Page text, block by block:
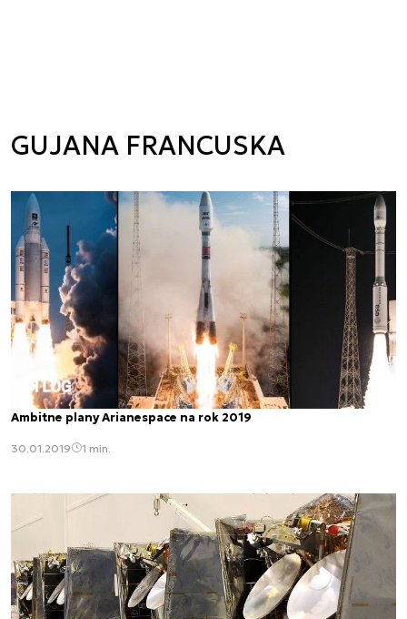
GUJANA FRANCUSKA
Ambitne plany Arianespace na rok 2019
30.01.2019 1 min.